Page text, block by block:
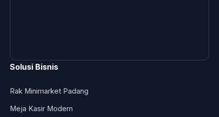
Solusi Bisnis
Rak Minimarket Padang
Meja Kasir Modern